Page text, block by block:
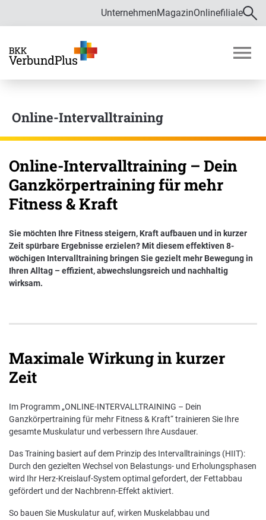
Unternehmen
Über uns
Bekämpfung von Fehlverhalten im
Satzung
Ausbildung und Duales Studium
MagazinOnlinefiliale
o
ü
e
n
Online-Intervalltraining
Online-Intervalltraining – Dein
Ganzkörpertraining für mehr
Fitness & Kraft
Sie möchten Ihre Fitness steigern, Kraft aufbauen und in kurzer
Zeit spürbare Ergebnisse erzielen? Mit diesem effektiven 8-
wöchigen Intervalltraining bringen Sie gezielt mehr Bewegung in
Ihren Alltag – effizient, abwechslungsreich und nachhaltig
wirksam.
Maximale Wirkung in kurzer
Zeit
Im Programm „ONLINE-INTERVALLTRAINING – Dein
Ganzkörpertraining für mehr Fitness & Kraft“ trainieren Sie Ihre
gesamte Muskulatur und verbessern Ihre Ausdauer.
Das Training basiert auf dem Prinzip des Intervalltrainings (HIIT):
Durch den gezielten Wechsel von Belastungs- und Erholungsphasen
wird Ihr Herz-Kreislauf-System optimal gefordert, der Fettabbau
gefördert und der Nachbrenn-Effekt aktiviert.
So bauen Sie Muskulatur auf, wirken Muskelabbau und
Direkt zur Hauptnavigation (Enter drücken)
Direkt zur Suche (Enter drücken)
Direkt zum Hauptinhalt (Enter drücken)